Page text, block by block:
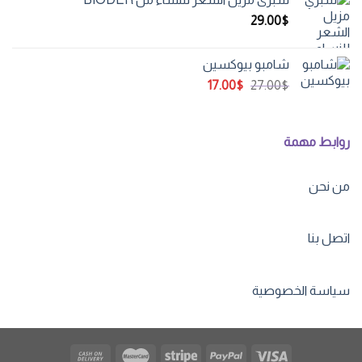
195.00$.
114.00$.
29.00$
شامبو بيوكسين
27.00$
السعر
17.00$
السعر
روابط مهمة
من نحن
اتصل بنا
سياسة الخصوصية